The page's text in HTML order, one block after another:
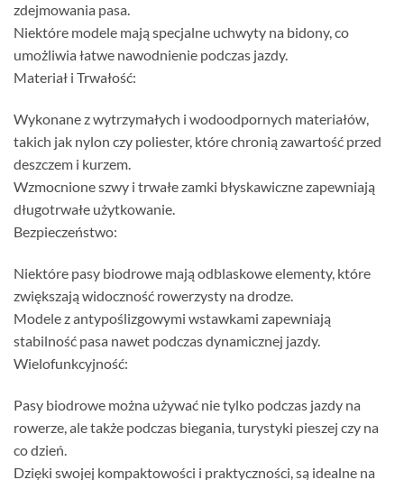
zdejmowania pasa.
Niektóre modele mają specjalne uchwyty na bidony, co
umożliwia łatwe nawodnienie podczas jazdy.
Materiał i Trwałość:
Wykonane z wytrzymałych i wodoodpornych materiałów,
takich jak nylon czy poliester, które chronią zawartość przed
deszczem i kurzem.
Wzmocnione szwy i trwałe zamki błyskawiczne zapewniają
długotrwałe użytkowanie.
Bezpieczeństwo:
Niektóre pasy biodrowe mają odblaskowe elementy, które
zwiększają widoczność rowerzysty na drodze.
Modele z antypoślizgowymi wstawkami zapewniają
stabilność pasa nawet podczas dynamicznej jazdy.
Wielofunkcyjność:
Pasy biodrowe można używać nie tylko podczas jazdy na
rowerze, ale także podczas biegania, turystyki pieszej czy na
co dzień.
Dzięki swojej kompaktowości i praktyczności, są idealne na